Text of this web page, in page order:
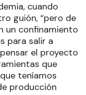
cuando
guión, “pero de
un confinamiento
para salir a
el proyecto
que
teníamos
producción